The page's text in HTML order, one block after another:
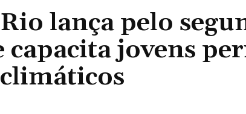
lança pelo
jovens